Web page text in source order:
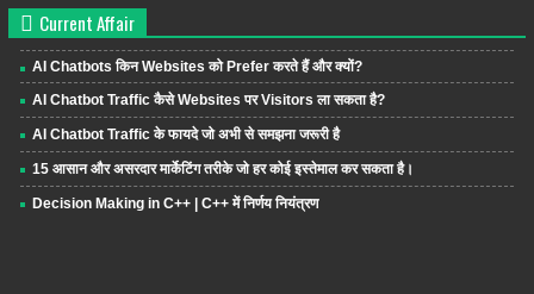
Current Affair
AI Chatbots किन Websites को Prefer करते हैं और क्यों?
AI Chatbot Traffic कैसे Websites पर Visitors ला सकता है?
AI Chatbot Traffic के फायदे जो अभी से समझना जरूरी है
15 आसान और असरदार मार्केटिंग तरीके जो हर कोई इस्तेमाल कर सकता है।
Decision Making in C++ | C++ में निर्णय नियंत्रण